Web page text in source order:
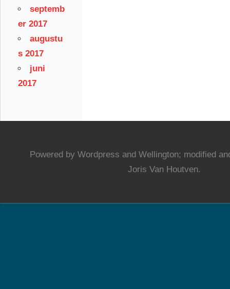
septemb
er 2017
augustu
s 2017
juni
2017
Powered by Wordpress and Wellington; modified
Joris Van Houtven.